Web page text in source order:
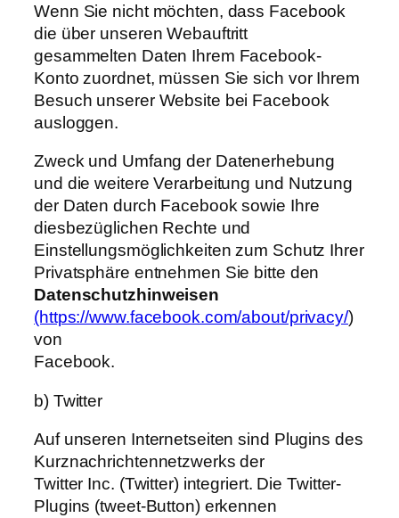
Wenn Sie nicht möchten, dass Facebook
die über unseren Webauftritt
gesammelten Daten Ihrem Facebook-
Konto zuordnet, müssen Sie sich vor Ihrem
Besuch unserer Website bei Facebook
ausloggen.
Zweck und Umfang der Datenerhebung
und die weitere Verarbeitung und Nutzung
der Daten durch Facebook sowie Ihre
diesbezüglichen Rechte und
Einstellungsmöglichkeiten zum Schutz Ihrer
Privatsphäre entnehmen Sie bitte den
Datenschutzhinweisen
(https://www.facebook.com/about/privacy/)
von
Facebook.
b) Twitter
Auf unseren Internetseiten sind Plugins des
Kurznachrichtennetzwerks der
Twitter Inc. (Twitter) integriert. Die Twitter-
Plugins (tweet-Button) erkennen